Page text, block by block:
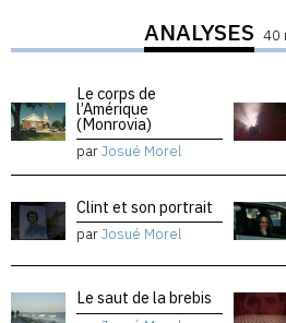
ANALYSES 40
Le corps de
l’Amérique
(Monrovia)
parJosué Morel
Clint et son portrait
parJosué Morel
Le saut de la brebis